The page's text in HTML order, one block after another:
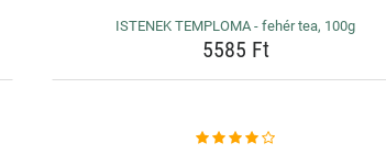
ISTENEK TEMPLOMA - fehér tea, 100g
5585 Ft